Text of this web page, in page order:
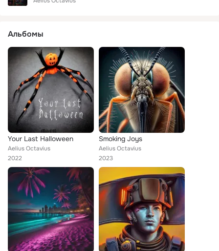
Альбомы
Your Last Halloween
Aelius Octavius
2022
Smoking Joys
Aelius Octavius
2023